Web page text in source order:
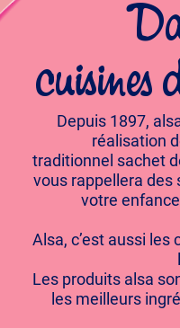
cuisines
Depuis 1897,
réalisation
traditionnel sachet
vous rappellera des
votre
Alsa, c’est aussi
Les produits alsa
les meilleurs